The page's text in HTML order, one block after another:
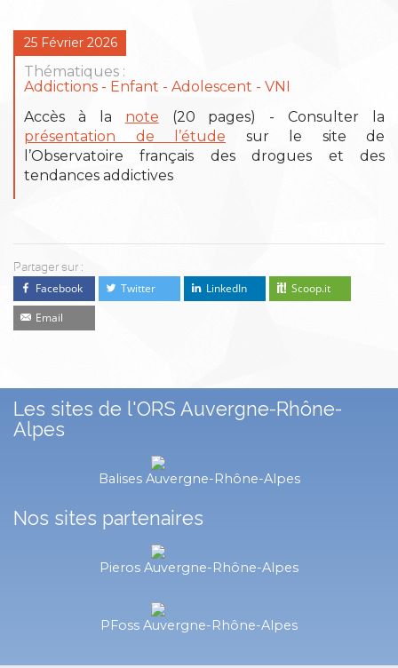
25 Février 2026
Thématiques :
Addictions
Enfant - Adolescent
VNI
Accès à la note (20 pages) - Consulter la
présentation de l’étude sur le site de
l’Observatoire français des drogues et des
tendances addictives
Partager sur :
Facebook Twitter LinkedIn
Scoop.it
Email
Les sites de l'ORS Auvergne-Rhône-
Alpes
Balises Auvergne-Rhône-Alpes
Nos sites partenaires
Pieros Auvergne-Rhône-Alpes
PFoss Auvergne-Rhône-Alpes